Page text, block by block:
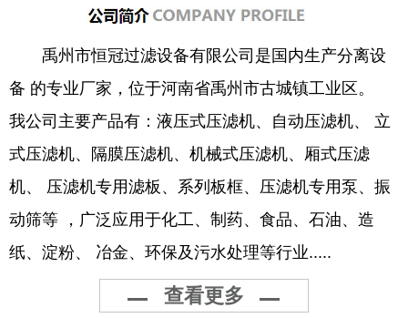
禹州市恒冠过滤设备有限公司是国内生产分离设
备 的专业厂家，位于河南省禹州市古城镇工业区。
我公司主要产品有：液压式压滤机、自动压滤机、 立
式压滤机、隔膜压滤机、机械式压滤机、厢式压滤
机、 压滤机专用滤板、系列板框、压滤机专用泵、振
动筛等 ，广泛应用于化工、制药、食品、石油、造
纸、淀粉、 冶金、环保及污水处理等行业.....
查看更多